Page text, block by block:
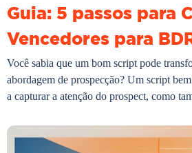
Guia: 5 passos para
Vencedores para
Você sabia que um bom script pode
abordagem de prospecção? Um script
a capturar a atenção do prospect, como